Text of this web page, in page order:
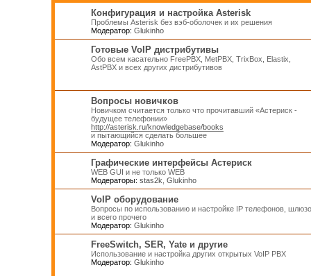
Конфигурация и настройка Asterisk
Проблемы Asterisk без вэб-оболочек и их решения
Модератор: Glukinho
Готовые VoIP дистрибутивы
Обо всем касательно FreePBX, MetPBX, TrixBox, Elastix,
AstPBX и всех других дистрибутивов
Вопросы новичков
Новичком считается только что прочитавший «Астериск -
будущее телефонии»
http://asterisk.ru/knowledgebase/books
и пытающийся сделать большее
Модератор: Glukinho
Графические интерфейсы Астериск
WEB GUI и не только WEB
Модераторы: stas2k Glukinho
VoIP оборудование
Вопросы по использованию и настройке IP телефонов,
и всего прочего
Модератор: Glukinho
FreeSwitch, SER, Yate и другие
Использование и настройка других открытых VoIP PBX
Модератор: Glukinho